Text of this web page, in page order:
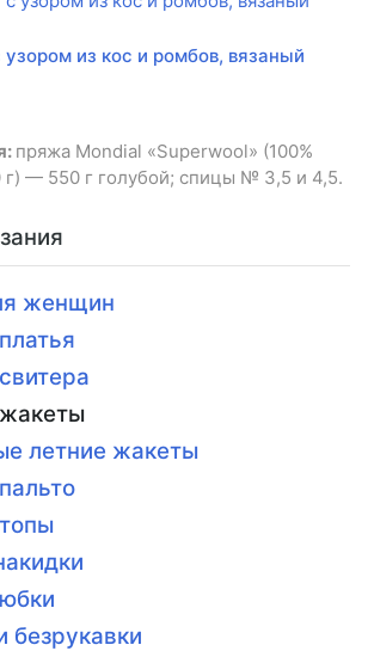
из кос и ромбов, вязаный
пряжа Mondial «Superwool» (100%
г) — 550 г голубой; спицы № 3,5 и 4,5.
женщин
летние жакеты